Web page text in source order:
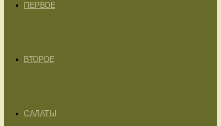
ПЕРВОЕ
ВТОРОЕ
САЛАТЫ